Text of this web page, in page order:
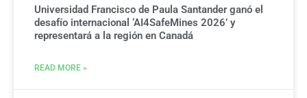
Universidad Francisco de Paula Santander ganó el
desafío internacional ‘AI4SafeMines 2026’ y
representará a la región en Canadá
READ MORE »